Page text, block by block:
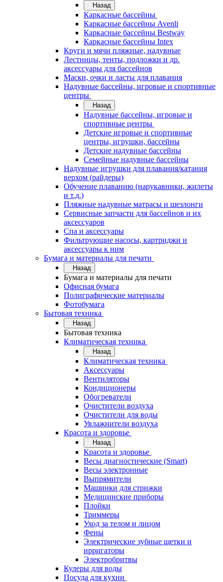
Назад
Каркасные бассейны
Каркасные бассейны Avenli
Каркасные бассейны Bestway
Каркасные бассейны Intex
Круги и мячи пляжные, надувные
Лестницы, тенты, подложки и др.
аксессуары для бассейнов
Маски, очки и ласты для плавания
Надувные бассейны, игровые и спортивные
центры
Назад
Надувные бассейны, игровые и
спортивные центры
Детские игровые и спортивные
центры, игрушки, бассейны
Детские надувные бассейны
Семейные надувные бассейны
Надувные игрушки для плавания/катания
верхом (райдеры)
Обучение плаванию (нарукавники, жилеты
и т.д.)
Пляжные надувные матрасы и шезлонги
Сервисные запчасти для бассейнов и их
аксессуаров
Спа и аксессуары
Фильтрующие насосы, картриджи и
аксессуары к ним
Бумага и материалы для печати
Назад
Бумага и материалы для печати
Офисная бумага
Полиграфические материалы
Фотобумага
Бытовая техника
Назад
Бытовая техника
Климатическая техника
Назад
Климатическая техника
Аксессуары
Вентиляторы
Кондиционеры
Обогреватели
Очистители воздуха
Очистители для воды
Увлажнители воздуха
Красота и здоровье
Назад
Красота и здоровье
Весы диагностические (Smart)
Весы электронные
Выпрямители
Машинки для стрижки
Медицинские приборы
Плойки
Триммеры
Уход за телом и лицом
Фены
Электрические зубные щетки и
ирригаторы
Электробритвы
Кулеры для воды
Посуда для кухни